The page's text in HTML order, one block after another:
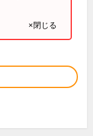
×閉じる